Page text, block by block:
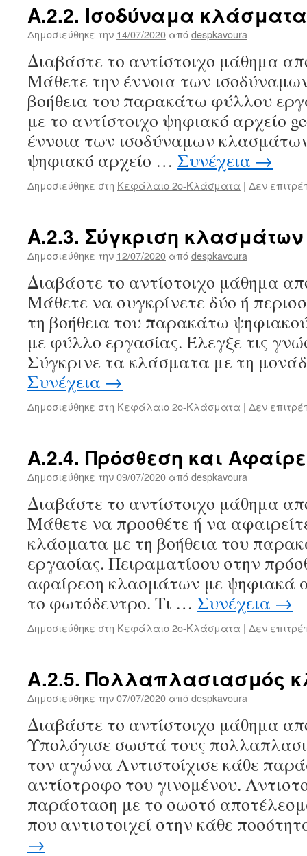
Α.2.2. Ισοδύναμα κλάσματα
Δημοσιεύθηκε την 14/07/2020 απόdespkavoura
Διαβάστε το αντίστοιχο μάθημα
Μάθετε την έννοια των
βοήθεια του παρακάτω φύλλου
με το αντίστοιχο ψηφιακό αρχείο
έννοια των ισοδύναμων
ψηφιακό αρχείο … Συνέχεια →
Δημοσιεύθηκε στη Κεφάλαιο 2ο-Κλάσματα | Δεν
Α.2.3. Σύγκριση κλασμάτων
Δημοσιεύθηκε την 12/07/2020 απόdespkavoura
Διαβάστε το αντίστοιχο μάθημα
Μάθετε να συγκρίνετε δύο ή
τη βοήθεια του παρακάτω
με φύλλο εργασίας. Έλεγξε τις
Σύγκρινε τα κλάσματα με τη
Συνέχεια →
Δημοσιεύθηκε στη Κεφάλαιο 2ο-Κλάσματα | Δεν
Α.2.4. Πρόσθεση και
Δημοσιεύθηκε την09/07/2020 απόdespkavoura
Διαβάστε το αντίστοιχο μάθημα
Μάθετε να προσθέτε ή να
κλάσματα με τη βοήθεια του
εργασίας. Πειραματίσου στην
αφαίρεση κλασμάτων με ψηφιακά
το φωτόδεντρο. Τι … Συνέχεια →
Δημοσιεύθηκε στη Κεφάλαιο 2ο-Κλάσματα | Δεν
A.2.5. Πολλαπλασιασμός
Δημοσιεύθηκε την07/07/2020 απόdespkavoura
Διαβάστε το αντίστοιχο μάθημα
Υπολόγισε σωστά τους
τον αγώνα Αντιστοίχισε κάθε
αντίστροφο του γινομένου.
παράσταση με το σωστό
που αντιστοιχεί στην κάθε
→